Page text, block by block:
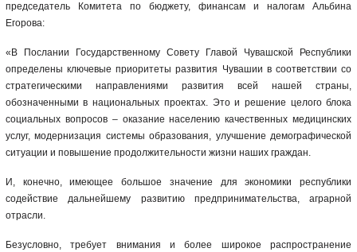
председатель Комитета по бюджету, финансам и налогам Альбина
Егорова:
«В Послании Государственному Совету Главой Чувашской Республики
определены ключевые приоритеты развития Чувашии в соответствии со
стратегическими направлениями развития всей нашей страны,
обозначенными в национальных проектах. Это и решение целого блока
социальных вопросов – оказание населению качественных медицинских
услуг, модернизация системы образования, улучшение демографической
ситуации и повышение продолжительности жизни наших граждан.
И, конечно, имеющее большое значение для экономики республики
содействие дальнейшему развитию предпринимательства, аграрной
отрасли.
Безусловно, требует внимания и более широкое распространение